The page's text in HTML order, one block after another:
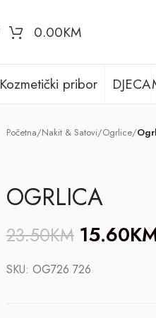
0.00KM
Kozmetički pribor DJECA
Početna/Nakit & Satovi/Ogrlice/
OGRLICA
23.50KM 15.60
SKU: OG726 726